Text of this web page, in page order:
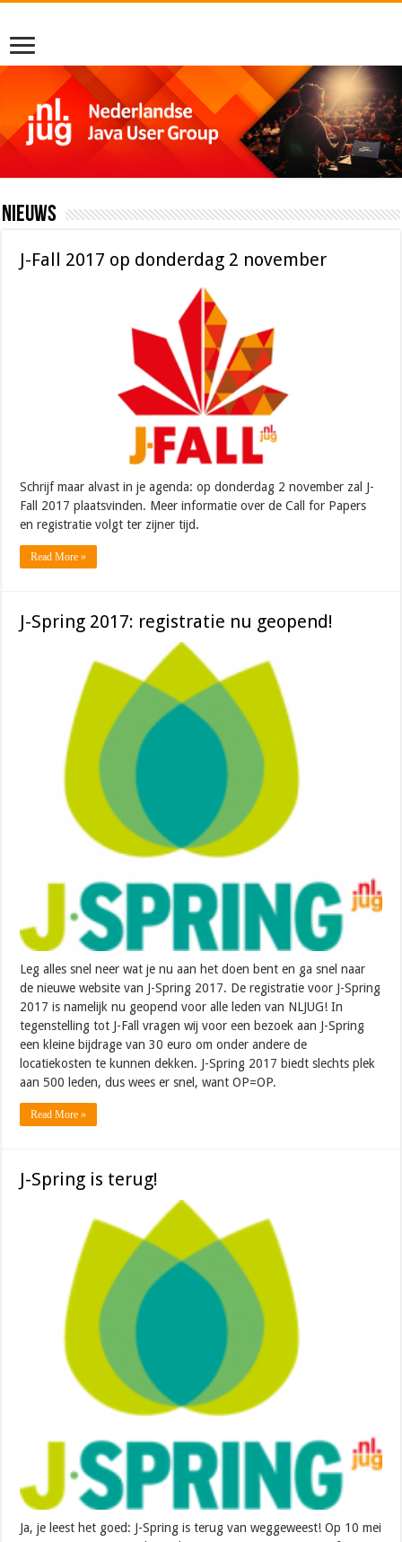
Nieuws
J-Fall 2017 op donderdag 2 november
Schrijf maar alvast in je agenda: op donderdag 2 november zal J-
Fall 2017 plaatsvinden. Meer informatie over de Call for Papers
en registratie volgt ter zijner tijd.
Read More »
J-Spring 2017: registratie nu geopend!
Leg alles snel neer wat je nu aan het doen bent en ga snel naar
de nieuwe website van J-Spring 2017. De registratie voor J-Spring
2017 is namelijk nu geopend voor alle leden van NLJUG! In
tegenstelling tot J-Fall vragen wij voor een bezoek aan J-Spring
een kleine bijdrage van 30 euro om onder andere de
locatiekosten te kunnen dekken. J-Spring 2017 biedt slechts plek
aan 500 leden, dus wees er snel, want OP=OP.
Read More »
J-Spring is terug!
Ja, je leest het goed: J-Spring is terug van weggeweest! Op 10 mei